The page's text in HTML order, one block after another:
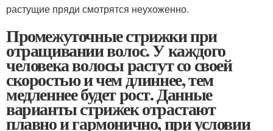
растущие пряди смотрятся неухоженно.
Промежуточные стрижки при
отращивании волос. У каждого
человека волосы растут со своей
скоростью и чем длиннее, тем
медленнее будет рост. Данные
варианты стрижек отрастают
плавно и гармонично, при условии